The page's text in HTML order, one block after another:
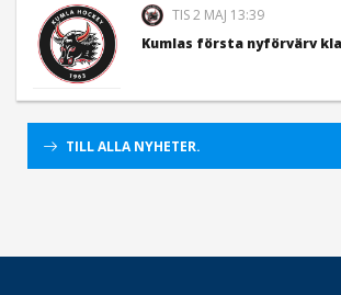
TIS 2 MAJ 13:39
Kumlas första nyförvärv
TILL ALLA NYHETER.